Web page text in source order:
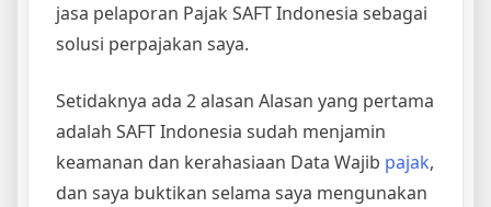
jasa pelaporan Pajak SAFT Indonesia sebagai
solusi perpajakan saya.
Setidaknya ada 2 alasan Alasan yang pertama
adalah SAFT Indonesia sudah menjamin
keamanan dan kerahasiaan Data Wajib pajak,
dan saya buktikan selama saya mengunakan